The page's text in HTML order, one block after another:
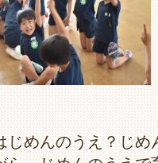
じめんのうえ？じ